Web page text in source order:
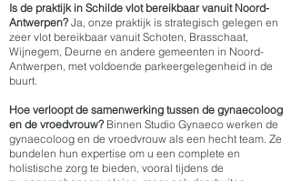
Is de praktijk in Schilde vlot bereikbaar vanuit Noord-
Antwerpen? Ja, onze praktijk is strategisch gelegen en
zeer vlot bereikbaar vanuit Schoten, Brasschaat,
Wijnegem, Deurne en andere gemeenten in Noord-
Antwerpen, met voldoende parkeergelegenheid in de
buurt.
Hoe verloopt de samenwerking tussen de gynaecoloog
en de vroedvrouw? Binnen Studio Gynaeco werken de
gynaecoloog en de vroedvrouw als een hecht team. Ze
bundelen hun expertise om u een complete en
holistische zorg te bieden, vooral tijdens de